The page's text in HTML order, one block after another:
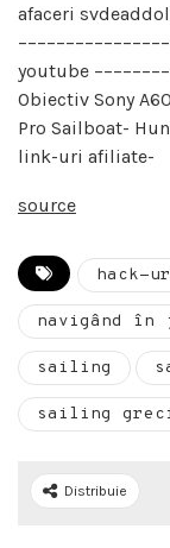
afaceri
youtube
Obiectiv Sony
Pro Sailboat-
link-uri afiliate-
source
hack-
navigând
sailing
sailing
Distribuie